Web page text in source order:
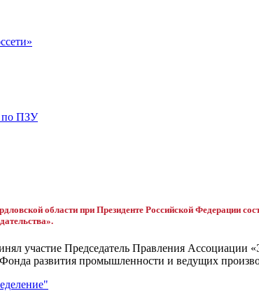
по ПЗУ
области при Президенте Российской Федерации
участие Председатель Правления Ассоциации
развития промышленности и ведущих